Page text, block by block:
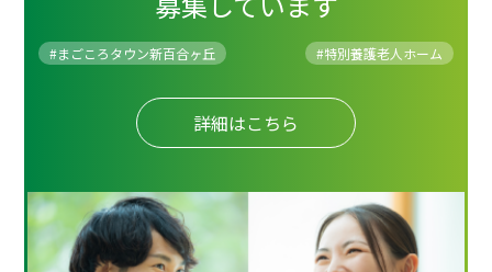
#まごころタウン新百合ヶ丘 #特別養護老人ホーム
詳細はこちら